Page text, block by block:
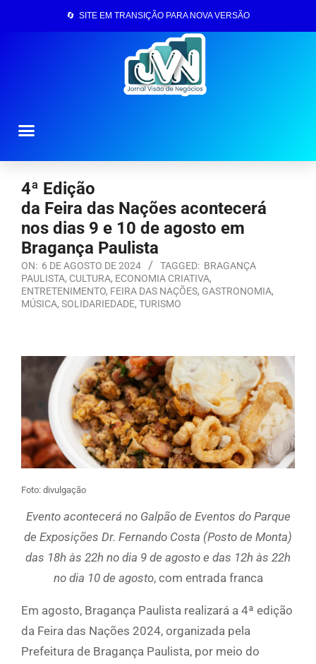
🔄 SITE EM TRANSIÇÃO PARA NOVA VERSÃO
4ª Edição
da Feira das Nações acontecerá
nos dias 9 e 10 de agosto em
Bragança Paulista
ON: 6 DE AGOSTO DE 2024 TAGGED: BRAGANÇA
PAULISTA, CULTURA, ECONOMIA CRIATIVA,
ENTRETENIMENTO, FEIRA DAS NAÇÕES, GASTRONOMIA,
MÚSICA, SOLIDARIEDADE, TURISMO
Foto: divulgação
Evento acontecerá no Galpão de Eventos do Parque
de Exposições Dr. Fernando Costa (Posto de Monta)
das 18h às 22h no dia 9 de agosto e das 12h às 22h
no dia 10 de agosto, com entrada franca
Em agosto, Bragança Paulista realizará a 4ª edição
da Feira das Nações 2024, organizada pela
Prefeitura de Bragança Paulista, por meio do